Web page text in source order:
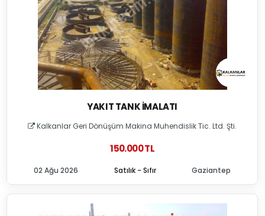
YAKIT TANK İMALATI
Kalkanlar Geri Dönüşüm Makina Muhendislik Tic. Ltd. Şti.
150.000 TL
Satılık - Sıfır
02 Ağu 2026 Gaziantep